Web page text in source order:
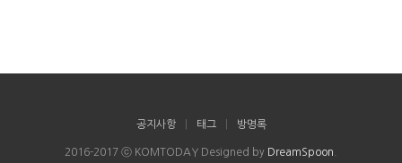
공지사항 태그 방명록
2016-2017 ⓒ KOMTODAY Designed by DreamSpoon